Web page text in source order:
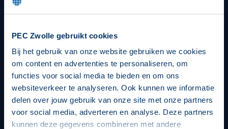
PEC Zwolle gebruikt cookies
Bij het gebruik van onze website gebruiken we cookies
om content en advertenties te personaliseren, om
functies voor social media te bieden en om ons
websiteverkeer te analyseren. Ook kunnen we informatie
delen over jouw gebruik van onze site met onze partners
voor social media, adverteren en analyse. Deze partners
kunnen deze gegevens combineren met andere
Strategisch partners